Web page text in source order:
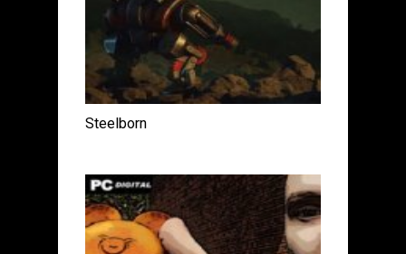
Steelborn